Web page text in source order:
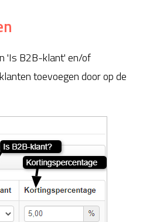
'Is B2B-klant' en/of
toevoegen door op de